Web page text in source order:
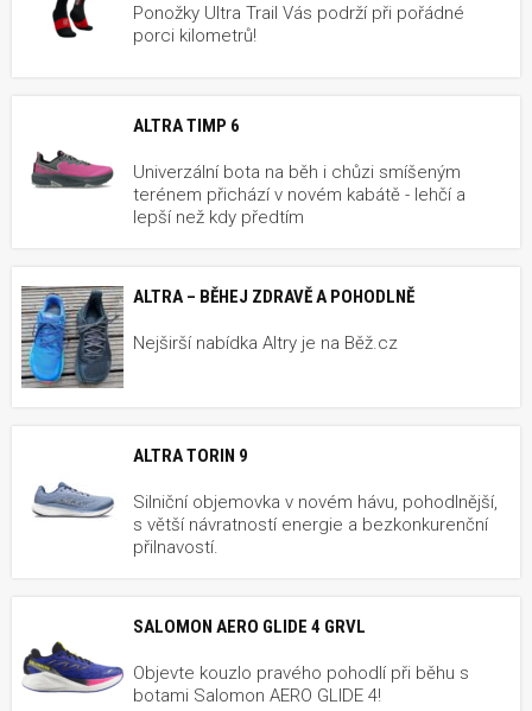
Ponožky Ultra Trail Vás podrží při pořádné
porci kilometrů!
ALTRA TIMP 6
Univerzální bota na běh i chůzi smíšeným
terénem přichází v novém kabátě - lehčí a
lepší než kdy předtím
ALTRA – BĚHEJ ZDRAVĚ A POHODLNĚ
Nejširší nabídka Altry je na Běž.cz
ALTRA TORIN 9
Silniční objemovka v novém hávu, pohodlnější,
s větší návratností energie a bezkonkurenční
přilnavostí.
SALOMON AERO GLIDE 4 GRVL
Objevte kouzlo pravého pohodlí při běhu s
botami Salomon AERO GLIDE 4!